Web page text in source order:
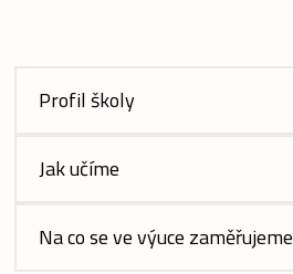
Profil školy
Jak učíme
Na co se ve výuce zaměřujeme